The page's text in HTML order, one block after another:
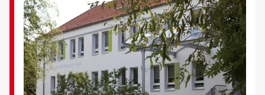
Karriere
Ausbildung
Glossar